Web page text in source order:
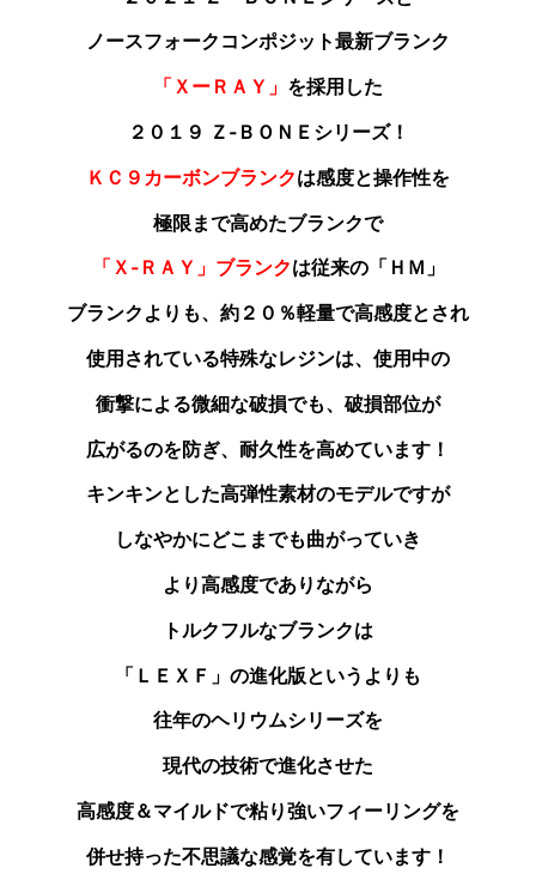
ノースフォークコンポジット最新ブランク
「ＸーＲＡＹ」 を採用した
２０１９ Ｚ‐ＢＯＮＥシリーズ！
ＫＣ９カーボンブランクは感度と操作性を
極限まで高めたブランクで
「Ｘ‐ＲＡＹ」ブランクは従来の「ＨＭ」
ブランクよりも、約２０％軽量で高感度とされ
使用されている特殊なレジンは、使用中の
衝撃による微細な破損でも、破損部位が
広がるのを防ぎ、耐久性を高めています！
キンキンとした高弾性素材のモデルですが
しなやかにどこまでも曲がっていき
より高感度でありながら
トルクフルなブランクは
「ＬＥＸＦ」の進化版というよりも
往年のヘリウムシリーズを
現代の技術で進化させた
高感度＆マイルドで粘り強いフィーリングを
併せ持った不思議な感覚を有しています！